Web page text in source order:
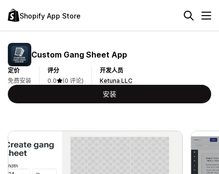
Shopify App Store
Custom Gang Sheet App
定价
免费安装
评分
0.0
(0 评论)
开发人员
Ketuna LLC
安装